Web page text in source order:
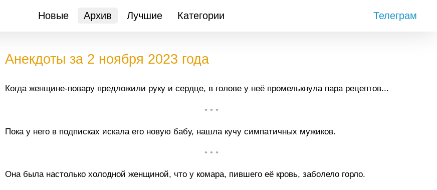
Новые Архив Лучшие Категории Телеграм
Анекдоты за 2 ноября 2023 года
Когда женщине-повару предложили руку и сердце, в голове у неё промелькнула пара рецептов...
• • •
Пока у него в подписках искала его новую бабу, нашла кучу симпатичных мужиков.
• • •
Она была настолько холодной женщиной, что у комара, пившего её кровь, заболело горло.